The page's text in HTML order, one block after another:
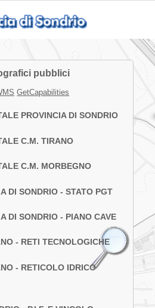
pubblici
GetCapabilities
PROVINCIA DI SONDRIO
C.M. TIRANO
C.M. MORBEGNO
DI SONDRIO - STATO PGT
DI SONDRIO - PIANO CAVE
- RETI TECNOLOGICHE
- RETICOLO IDRICO